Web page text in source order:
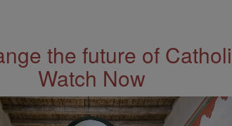
the future of
Watch Now